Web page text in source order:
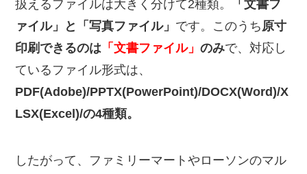
扱えるファイルは大きく分けて2種類。
「文書フ
ァイル」と「写真ファイル」 です。このうち原寸
印刷できるのは 「文書ファイル」のみで、対応し
ているファイル形式は、
PDF(Adobe)/PPTX(PowerPoint)/DOCX(Word)/X
LSX(Excel)/の4種類。
したがって、ファミリーマートやローソンのマル